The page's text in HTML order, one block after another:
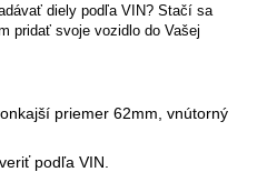
diely podľa VIN? Stačí sa
pridať svoje vozidlo do Vašej
priemer 62mm, vnútorný
podľa VIN.